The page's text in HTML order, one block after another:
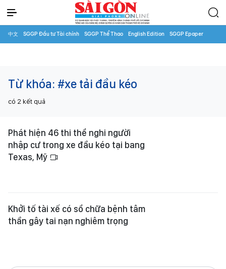
中文 SGGP Đầu tư Tài chính SGGP Thể Thao English Edition SGGP Epaper
Từ khóa: #xe tải đầu kéo
có 2 kết quả
Phát hiện 46 thi thể nghi người
nhập cư trong xe đầu kéo tại bang
Texas, Mỹ
Khởi tố tài xế có sổ chữa bệnh tâm
thần gây tai nạn nghiêm trọng